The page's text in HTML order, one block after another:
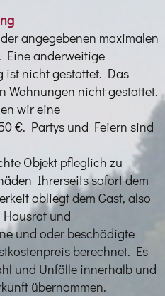
angegebenen maximalen
Eine anderweitige
ist nicht gestattet. Das
Wohnungen nicht gestattet.
wir eine
€. Partys und Feiern sind
Objekt pfleglich zu
Ihrerseits sofort dem
obliegt dem Gast, also
und
und oder beschädigte
berechnet. Es
und Unfälle innerhalb und
übernommen.